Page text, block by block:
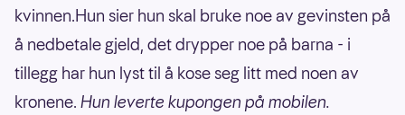
kvinnen.Hun sier hun skal bruke noe av gevinsten på
å nedbetale gjeld, det drypper noe på barna - i
tillegg har hun lyst til å kose seg litt med noen av
kronene. Hun leverte kupongen på mobilen.